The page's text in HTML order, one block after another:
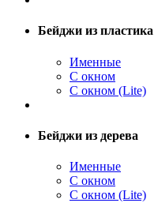
Бейджи из пластика
Именные
С окном
С окном (Lite)
Бейджи из дерева
Именные
С окном
С окном (Lite)